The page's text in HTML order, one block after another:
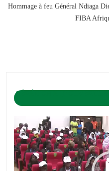
Hommage à feu Général Ndiaga
FIBA
CÉRÉMONIE